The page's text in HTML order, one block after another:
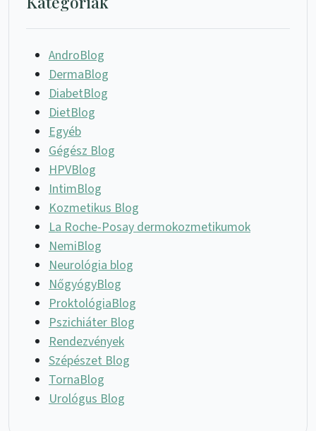
AndroBlog
DermaBlog
DiabetBlog
DietBlog
Egyéb
Gégész Blog
HPVBlog
IntimBlog
Kozmetikus Blog
La Roche-Posay dermokozmetikumok
NemiBlog
Neurológia blog
NőgyógyBlog
ProktológiaBlog
Pszichiáter Blog
Rendezvények
Szépészet Blog
TornaBlog
Urológus Blog